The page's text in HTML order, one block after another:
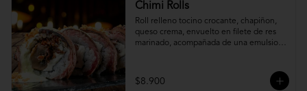
Chimi Rolls
Roll relleno tocino crocante, chapiñon,
queso crema, envuelto en filete de res
marinado, acompañada de una emulsion
$8.900